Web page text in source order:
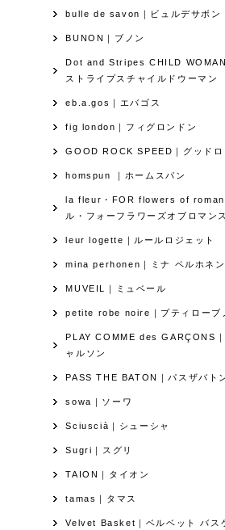
bulle de savon｜ビュルデサボン
BUNON｜ブノン
Dot and Stripes CHILD WOMAN
ストライプスチャイルドウーマン
eb.a.gos｜エバゴス
fig london｜フィグロンドン
GOOD ROCK SPEED｜グッドロ
homspun ｜ホームスパン
la fleur・FOR flowers of
ル・フォーフラワーズオブロマンス
leur logette｜ルールロジェット
mina perhonen｜ミナ ペルホネン
MUVEIL｜ミュベール
petite robe noire｜プティローブ
PLAY COMME des GARÇONS
ャルソン
PASS THE BATON｜パスザバト
sowa｜ソーワ
Sciuscià｜シューシャ
Sugri｜スグリ
TAION｜タイオン
tamas｜タマス
Velvet Basket｜ベルベット バス